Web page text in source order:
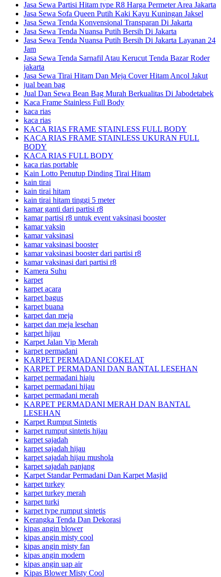
Jasa Sewa Partisi Hitam type R8 Harga Permeter Area Jakarta
Jasa Sewa Sofa Queen Putih Kaki Kayu Kuningan Jaksel
Jasa Sewa Tenda Konvensional Transparan Di Jakarta
Jasa Sewa Tenda Nuansa Putih Bersih Di Jakarta
Jasa Sewa Tenda Nuansa Putih Bersih Di Jakarta Layanan 24
Jam
Jasa Sewa Tenda Sarnafil Atau Kerucut Tenda Bazar Roder
jakarta
Jasa Sewa Tirai Hitam Dan Meja Cover Hitam Ancol Jakut
jual bean bag
Jual Dan Sewa Bean Bag Murah Berkualitas Di Jabodetabek
Kaca Frame Stainless Full Body
kaca rias
kaca rias
KACA RIAS FRAME STAINLESS FULL BODY
KACA RIAS FRAME STAINLESS UKURAN FULL
BODY
KACA RIAS FULL BODY
kaca rias portable
Kain Lotto Penutup Dinding Tirai Hitam
kain tirai
kain tirai hitam
kain tirai hitam tinggi 5 meter
kamar ganti dari partisi r8
kamar partisi r8 untuk event vaksinasi booster
kamar vaksin
kamar vaksinasi
kamar vaksinasi booster
kamar vaksinasi booster dari partisi r8
kamar vaksinasi dari partisi r8
Kamera Suhu
karpet
karpet acara
karpet bagus
karpet buana
karpet dan meja
karpet dan meja lesehan
karpet hijau
Karpet Jalan Vip Merah
karpet permadani
KARPET PERMADANI COKELAT
KARPET PERMADANI DAN BANTAL LESEHAN
karpet permadani hiaju
karpet permadani hijau
karpet permadani merah
KARPET PERMADANI MERAH DAN BANTAL
LESEHAN
Karpet Rumput Sintetis
karpet rumput sintetis hijau
karpet sajadah
karpet sajadah hijau
karpet sajadah hijau mushola
karpet sajadah panjang
Karpet Standar Permadani Dan Karpet Masjid
karpet turkey
karpet turkey merah
karpet turki
karpet type rumput sintetis
Kerangka Tenda Dan Dekorasi
kipas angin blower
kipas angin misty cool
kipas angin misty fan
kipas angin modern
kipas angin uap air
Kipas Blower Misty Cool